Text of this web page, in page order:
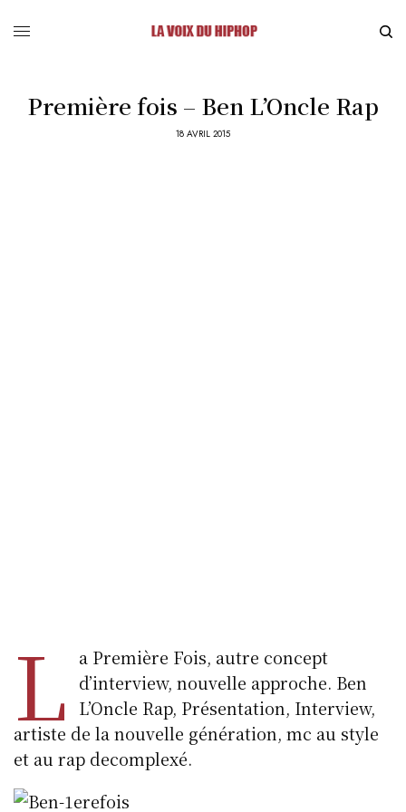
Première fois – Ben L’Oncle Rap
18 AVRIL 2015
L
a Première Fois, autre concept
d’interview, nouvelle approche. Ben
L’Oncle Rap, Présentation, Interview,
artiste de la nouvelle génération, mc au style
et au rap decomplexé.